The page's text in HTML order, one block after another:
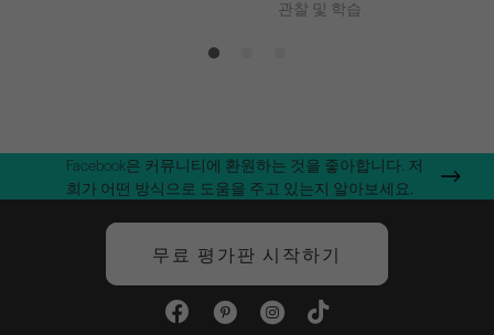
관찰 및 학습
Facebook은 커뮤니티에 환원하는 것을 좋아합니다. 저
희가 어떤 방식으로 도움을 주고 있는지 알아보세요.
무료 평가판 시작하기